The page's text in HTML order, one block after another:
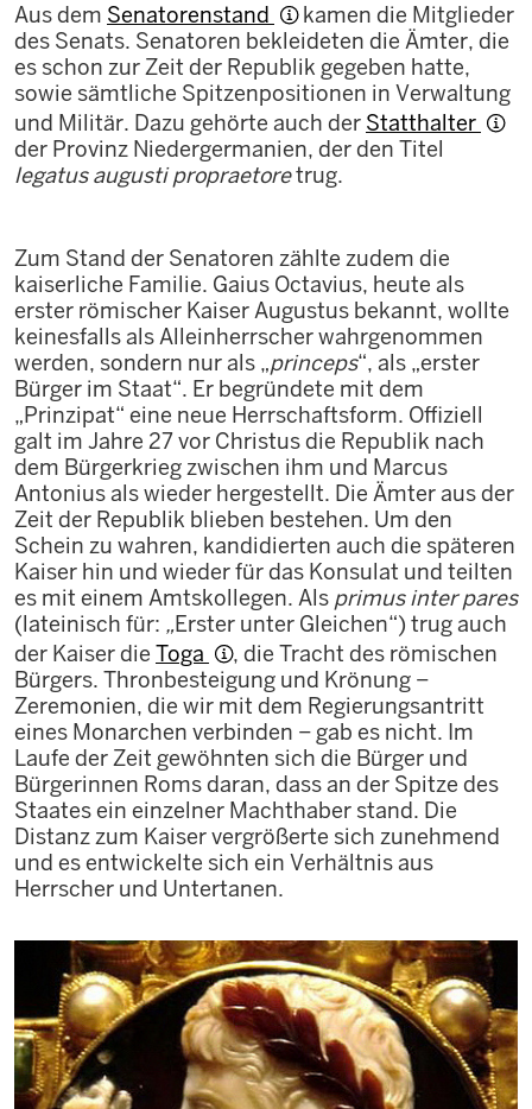
Aus dem Senatorenstand
kamen die Mitglieder
des Senats. Senatoren bekleideten die Ämter, die
es schon zur Zeit der Republik gegeben hatte,
sowie sämtliche Spitzenpositionen in Verwaltung
und Militär. Dazu gehörte auch der Statthalter
der Provinz Niedergermanien, der den Titel
legatus augusti propraetoretrug.
Zum Stand der Senatoren zählte zudem die
kaiserliche Familie. Gaius Octavius, heute als
erster römischer Kaiser Augustus bekannt, wollte
keinesfalls als Alleinherrscher wahrgenommen
werden, sondern nur als „princeps“, als „erster
Bürger im Staat“. Er begründete mit dem
„Prinzipat“ eine neue Herrschaftsform. Offiziell
galt im Jahre 27 vor Christus die Republik nach
dem Bürgerkrieg zwischen ihm und Marcus
Antonius als wieder hergestellt. Die Ämter aus der
Zeit der Republik blieben bestehen. Um den
Schein zu wahren, kandidierten auch die späteren
Kaiser hin und wieder für das Konsulat und teilten
es mit einem Amtskollegen. Als primus inter pares
(lateinisch für: „Erster unter Gleichen“) trug auch
der Kaiser die Toga
, die Tracht des römischen
Bürgers. Thronbesteigung und Krönung −
Zeremonien, die wir mit dem Regierungsantritt
eines Monarchen verbinden − gab es nicht. Im
Laufe der Zeit gewöhnten sich die Bürger und
Bürgerinnen Roms daran, dass an der Spitze des
Staates ein einzelner Machthaber stand. Die
Distanz zum Kaiser vergrößerte sich zunehmend
und es entwickelte sich ein Verhältnis aus
Herrscher und Untertanen.